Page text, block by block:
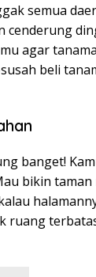
semua
cenderung
agar
beli
banget!
bikin
ruang